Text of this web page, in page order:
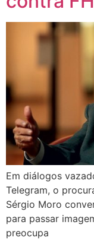
Em diálogos
Telegram, o
Sérgio Moro
para passar
preocupa